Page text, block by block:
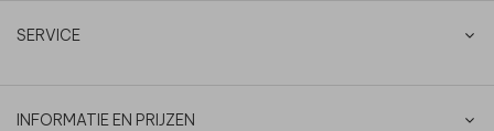
SERVICE
INFORMATIE EN PRIJZEN